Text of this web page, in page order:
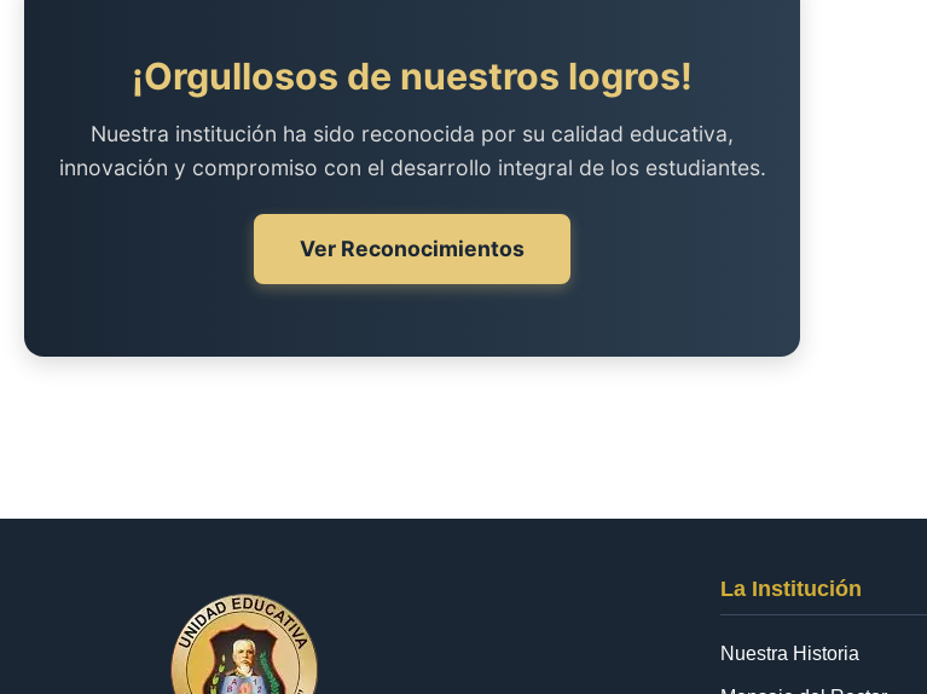
¡Orgullosos de nuestros logros!
Nuestra institución ha sido reconocida por su calidad educativa,
innovación y compromiso con el desarrollo integral de los estudiantes.
Ver Reconocimientos
La Institución
Nuestra Historia